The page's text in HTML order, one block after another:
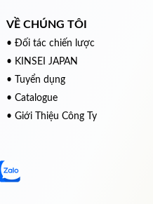
VỀ CHÚNG TÔI
• Đối tác chiến lược
• KINSEI JAPAN
• Tuyển dụng
• Catalogue
• Giới Thiệu Công Ty